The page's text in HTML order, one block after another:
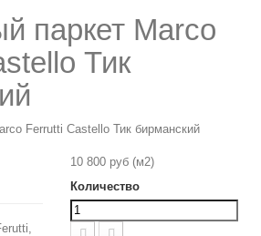
паркет Marco
Тик
10 800 руб (м2)
Количество